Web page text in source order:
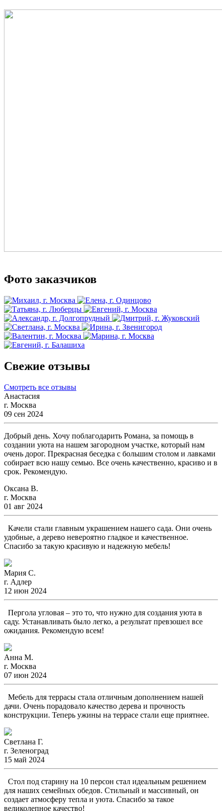
Фото заказчиков
Свежие отзывы
Смотреть все отзывы
Анастасия
г. Москва
09 сен 2024
Добрый день. Хочу поблагодарить Романа, за помощь в
создании уюта на нашем загородном участке, который нам
очень дорог. Прекрасная беседка с большим столом и лавками
собирает всю нашу семью. Все очень качественно, красиво и в
срок. Рекомендую.
Оксана В.
г. Москва
01 авг 2024
Качели стали главным украшением нашего сада. Они очень
удобные, а дерево невероятно гладкое и качественное.
Спасибо за такую красивую и надежную мебель!
Мария С.
г. Адлер
12 июн 2024
Пергола угловая – это то, что нужно для создания уюта в
саду. Устанавливать было легко, а результат превзошел все
ожидания. Рекомендую всем!
Анна М.
г. Москва
07 июн 2024
Мебель для террасы стала отличным дополнением нашей
дачи. Очень порадовало качество дерева и прочность
конструкции. Теперь ужины на террасе стали еще приятнее.
Светлана Г.
г. Зеленоград
15 май 2024
Стол под старину на 10 персон стал идеальным решением
для наших семейных обедов. Стильный и массивный, он
создает атмосферу тепла и уюта. Спасибо за такое
великолепное качество!